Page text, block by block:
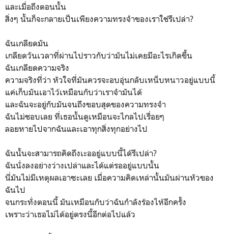
และเมื่อถึงตอนนั้น
สิ่งๆ นั้นก็จะกลายเป็นเพียงความทรงจำของเราใช่รึเปล่า?
ฉันเกลียดมัน
เกลียดวันเวลาที่ผ่านไปราวกับว่ามันไม่เคยมีอะไรเกิดขึ้น
ฉันเกลียดความจริง
ความจริงที่ว่า หัวใจที่มันควรจะอบอุ่นกลับเหน็บหนาวอยู่แบบนี้
แค่เก็บมันเอาไว้เหมือนกับว่าเราจำมันได้
และฉันจะอยู่กับมันจนถึงขอบสุดของความทรงจำ
ฉันไม่ชอบเลย ที่เธอนั้นดูเหมือนจะไกลไปเรื่อยๆ
ลอยหายไปจากฉันและเอาทุกสิ่งทุกอย่างไป
ฉันนั้นจะสามารถคิดถึงเะออยู่แบบนี้ได้รึเปล่า?
ฉันนั่งลงอย่างว่างเปล่าและได้แต่รออยู่แบบนั้น
นี่มันไม่มีเหตุผลเอาซะเลย เมื่อความคิดเหล่านั้นมันผ่านหัวของ
ฉันไป
จนกระทั่งตอนนี้ มันเหมือนกับว่าฉันกำลังร้องไห้อีกครั้ง
เพราะว่าเธอไม่ได้อยู่ตรงนี้อีกต่อไปแล้ว